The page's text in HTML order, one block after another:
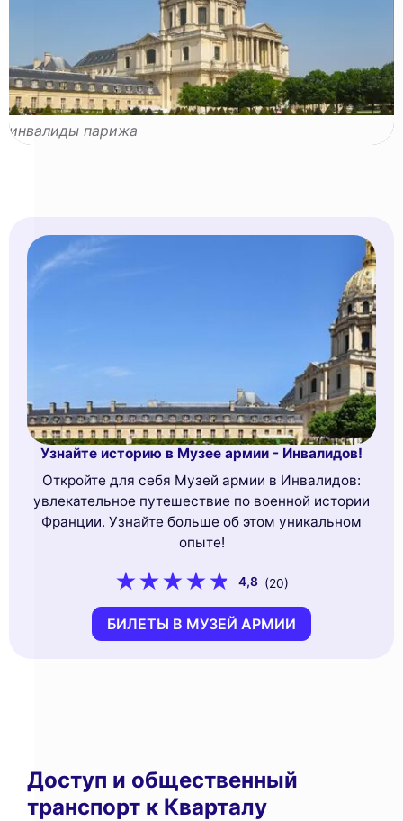
инвалиды парижа
Узнайте историю в Музее армии - Инвалидов!
Откройте для себя Музей армии в Инвалидов:
увлекательное путешествие по военной истории
Франции. Узнайте больше об этом уникальном
опыте!
4,8 (20)
БИЛЕТЫ В МУЗЕЙ АРМИИ
Доступ и общественный
транспорт к Кварталу